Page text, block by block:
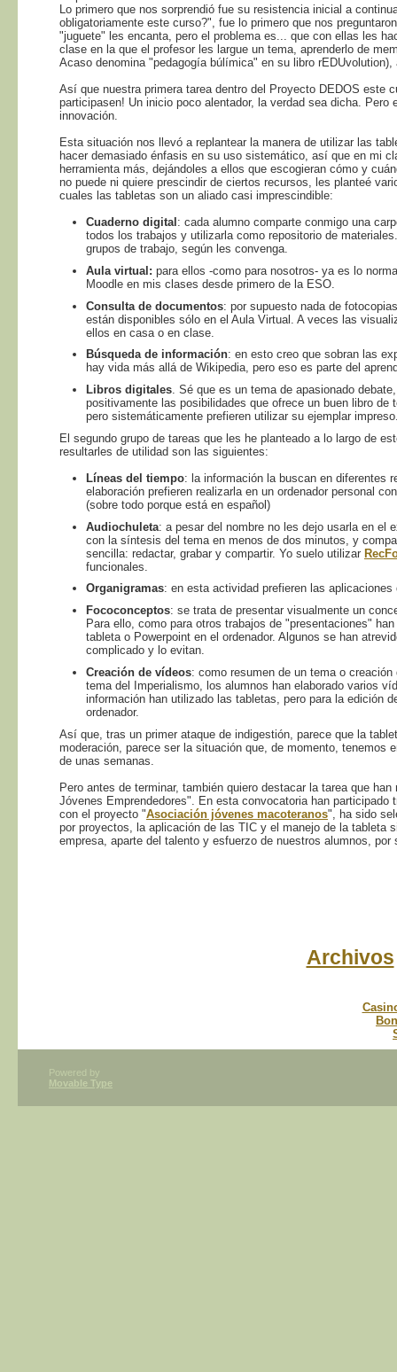
Lo primero que nos sorprendió fue su resistencia inicial a
obligatoriamente este curso?", fue lo primero que nos
"juguete" les encanta, pero el problema es... que con ellas les
clase en la que el profesor les largue un tema, aprenderlo de
Acaso denomina "pedagogía búlímica" en su libro rEDUvolution),
Así que nuestra primera tarea dentro del Proyecto DEDOS este
participasen! Un inicio poco alentador, la verdad sea dicha.
innovación.
Esta situación nos llevó a replantear la manera de utilizar las
hacer demasiado énfasis en su uso sistemático, así que en mi
herramienta más, dejándoles a ellos que escogieran cómo y
no puede ni quiere prescindir de ciertos recursos, les planteé
cuales las tabletas son un aliado casi imprescindible:
Cuaderno digital : cada alumno comparte conmigo una
todos los trabajos y utilizarla como repositorio de
grupos de trabajo, según les convenga.
Aula virtual: para ellos -como para nosotros- ya es lo
Moodle en mis clases desde primero de la ESO.
Consulta de documentos: por supuesto nada de
están disponibles sólo en el Aula Virtual. A veces las
ellos en casa o en clase.
Búsqueda de información: en esto creo que sobran las
hay vida más allá de Wikipedia, pero eso es parte del
Libros digitales. Sé que es un tema de apasionado
positivamente las posibilidades que ofrece un buen libro
pero sistemáticamente prefieren utilizar su ejemplar
El segundo grupo de tareas que les he planteado a lo largo de
resultarles de utilidad son las siguientes:
Líneas del tiempo: la información la buscan en diferentes
elaboración prefieren realizarla en un ordenador personal
(sobre todo porque está en español)
Audiochuleta: a pesar del nombre no les dejo usarla en el
con la síntesis del tema en menos de dos minutos, y
sencilla: redactar, grabar y compartir. Yo suelo utilizar
funcionales.
Organigramas: en esta actividad prefieren las
Fococonceptos: se trata de presentar visualmente un
Para ello, como para otros trabajos de "presentaciones"
tableta o Powerpoint en el ordenador. Algunos se han
complicado y lo evitan.
Creación de vídeos: como resumen de un tema o
tema del Imperialismo, los alumnos han elaborado varios
información han utilizado las tabletas, pero para la edición
ordenador.
Así que, tras un primer ataque de indigestión, parece que la
moderación, parece ser la situación que, de momento, tenemos
de unas semanas.
Pero antes de terminar, también quiero destacar la tarea que
Jóvenes Emprendedores". En esta convocatoria han
con el proyecto "Asociación jóvenes macoteranos", ha sido
por proyectos, la aplicación de las TIC y el manejo de la tableta
empresa, aparte del talento y esfuerzo de nuestros alumnos, por
Archivos
Powered by
Movable Type